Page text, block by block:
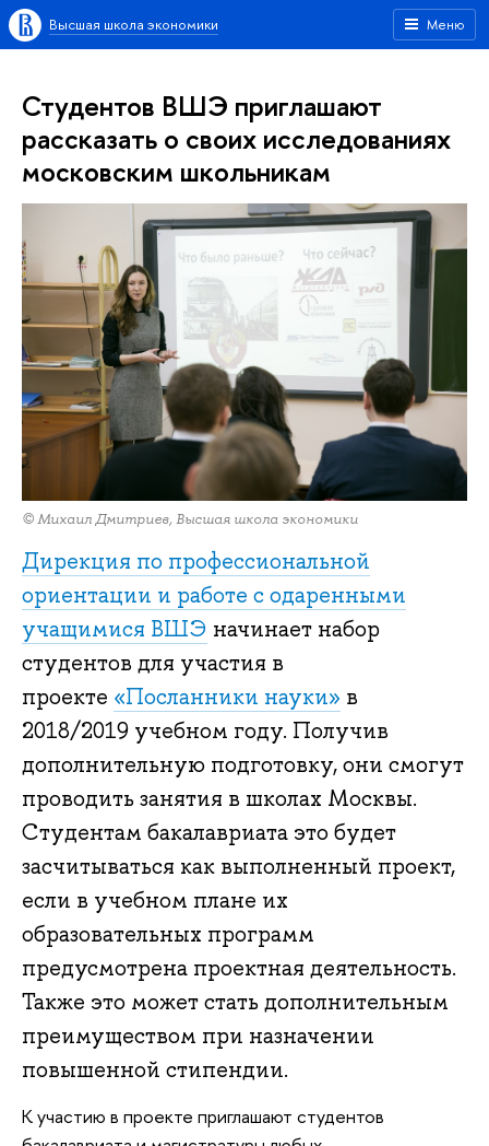
Меню
Высшая школа экономики
Студентов ВШЭ приглашают
рассказать о своих исследованиях
московским школьникам
© Михаил Дмитриев, Высшая школа экономики
Дирекция по профессиональной
ориентации и работе с одаренными
учащимися ВШЭ начинает набор
студентов для участия в
проекте «Посланники науки» в
2018/2019 учебном году. Получив
дополнительную подготовку, они смогут
проводить занятия в школах Москвы.
Студентам бакалавриата это будет
засчитываться как выполненный проект,
если в учебном плане их
образовательных программ
предусмотрена проектная деятельность.
Также это может стать дополнительным
преимуществом при назначении
повышенной стипендии.
К участию в проекте приглашают студентов